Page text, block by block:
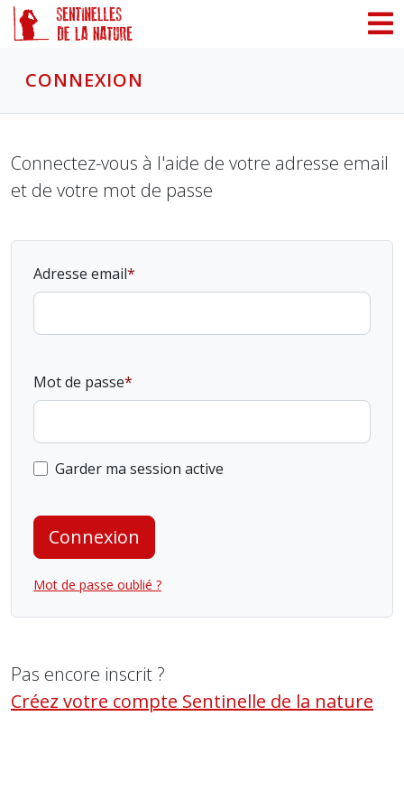
CONNEXION
Connectez-vous à l'aide de votre adresse email
et de votre mot de passe
Adresse email
Mot de passe
Garder ma session active
Connexion
Mot de passe oublié ?
Pas encore inscrit ?
Créez votre compte Sentinelle de la nature
Panneau de gestion des cookies